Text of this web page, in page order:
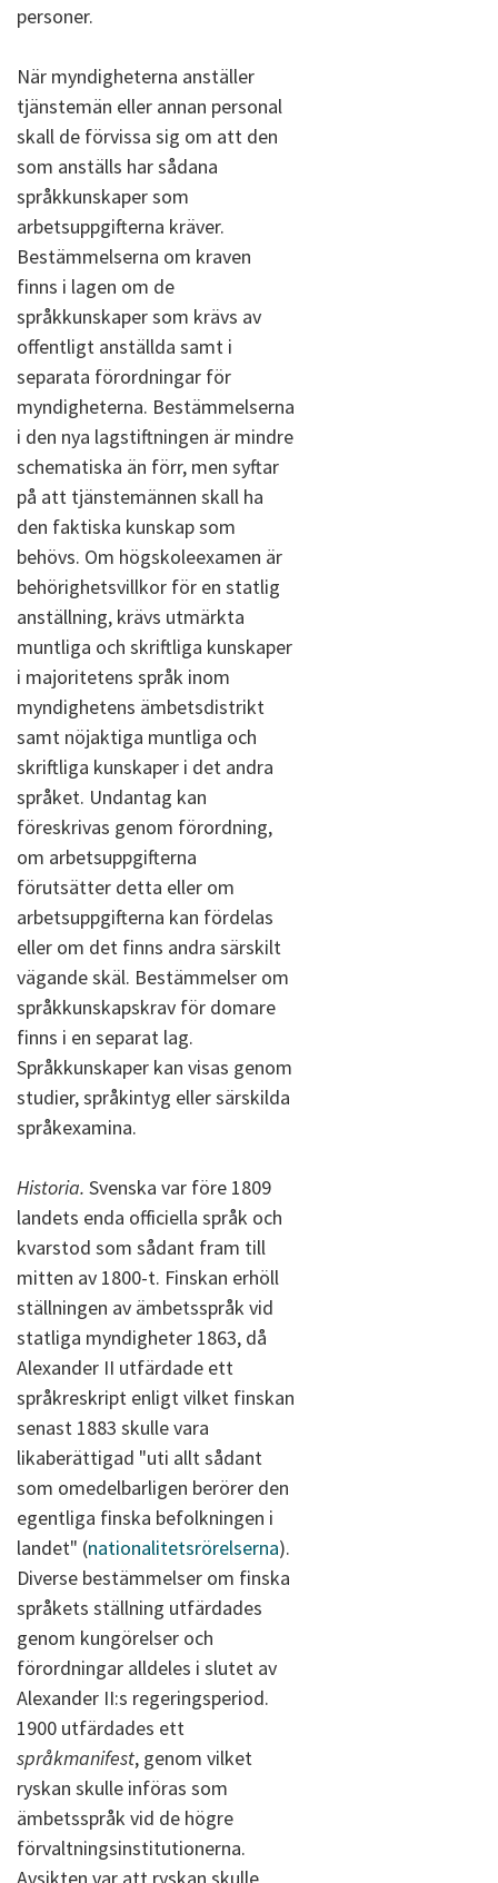
personer.
När myndigheterna anställer
tjänstemän eller annan personal
skall de förvissa sig om att den
som anställs har sådana
språkkunskaper som
arbetsuppgifterna kräver.
Bestämmelserna om kraven
finns i lagen om de
språkkunskaper som krävs av
offentligt anställda samt i
separata förordningar för
myndigheterna. Bestämmelserna
i den nya lagstiftningen är mindre
schematiska än förr, men syftar
på att tjänstemännen skall ha
den faktiska kunskap som
behövs. Om högskoleexamen är
behörighetsvillkor för en statlig
anställning, krävs utmärkta
muntliga och skriftliga kunskaper
i majoritetens språk inom
myndighetens ämbetsdistrikt
samt nöjaktiga muntliga och
skriftliga kunskaper i det andra
språket. Undantag kan
föreskrivas genom förordning,
om arbetsuppgifterna
förutsätter detta eller om
arbetsuppgifterna kan fördelas
eller om det finns andra särskilt
vägande skäl. Bestämmelser om
språkkunskapskrav för domare
finns i en separat lag.
Språkkunskaper kan visas genom
studier, språkintyg eller särskilda
språkexamina.
Historia. Svenska var före 1809
landets enda officiella språk och
kvarstod som sådant fram till
mitten av 1800-t. Finskan erhöll
ställningen av ämbetsspråk vid
statliga myndigheter 1863, då
Alexander II utfärdade ett
språkreskript enligt vilket finskan
senast 1883 skulle vara
likaberättigad "uti allt sådant
som omedelbarligen berörer den
egentliga finska befolkningen i
landet" (nationalitetsrörelserna).
Diverse bestämmelser om finska
språkets ställning utfärdades
genom kungörelser och
förordningar alldeles i slutet av
Alexander II:s regeringsperiod.
1900 utfärdades ett
språkmanifest, genom vilket
ryskan skulle införas som
ämbetsspråk vid de högre
förvaltningsinstitutionerna.